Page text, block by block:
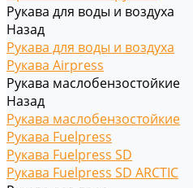
Рукава для воды и воздуха
Назад
Рукава для воды и воздуха
Рукава Airpress
Рукава маслобензостойкие
Назад
Рукава маслобензостойкие
Рукава Fuelpress
Рукава Fuelpress SD
Рукава Fuelpress SD ARCTIC